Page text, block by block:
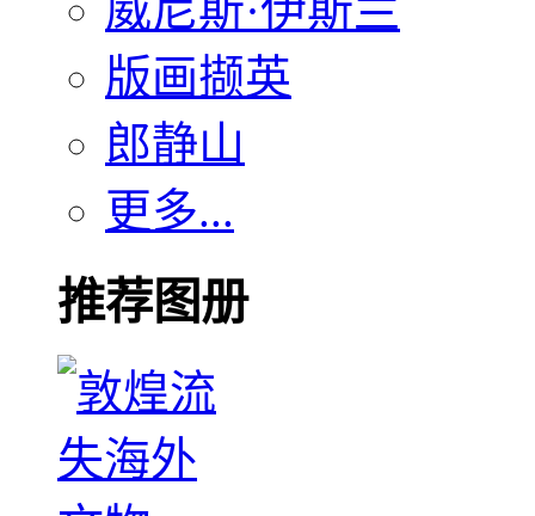
版画撷英
郎静山
更多...
推荐图册